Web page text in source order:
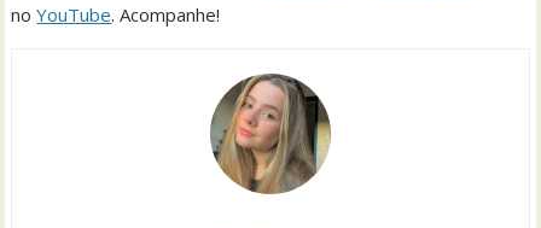
noYouTube. Acompanhe!